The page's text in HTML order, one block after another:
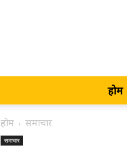
होम
होम समाचार
समाचार